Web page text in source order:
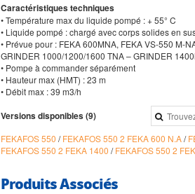
Caractéristiques techniques
• Température max du liquide pompé : + 55° C
• Liquide pompé : chargé avec corps solides en
• Prévue pour : FEKA 600MNA, FEKA VS-550 M-
GRINDER 1000/1200/1600 TNA – GRINDER
• Pompe à commander séparément
• Hauteur max (HMT) : 23 m
• Débit max : 39 m3/h
Versions disponibles (9)
FEKAFOS 550 /FEKAFOS 550 2 FEKA 600 N.A/
FEKAFOS 550 2 FEKA 1400 /FEKAFOS 550 2
Produits Associés